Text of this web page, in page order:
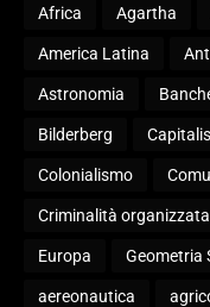
Africa Agartha
America Latina
Astronomia
Bilderberg
Colonialismo
Criminalità organizzata
Europa Geometria
aereonautica